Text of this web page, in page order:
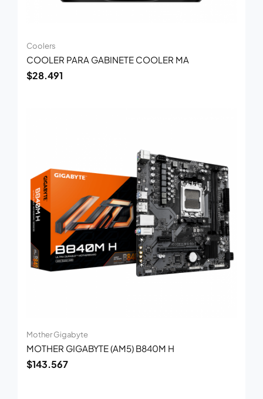
Coolers
COOLER PARA GABINETE COOLER MA
$28.491
Mother Gigabyte
MOTHER GIGABYTE (AM5) B840M H
$143.567